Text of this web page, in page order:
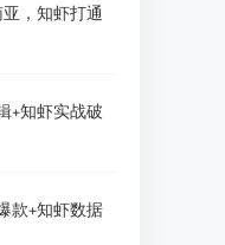
投放？广告
理？资金规
？1688找供
，知虾打通
+知虾实战破
款+知虾数据